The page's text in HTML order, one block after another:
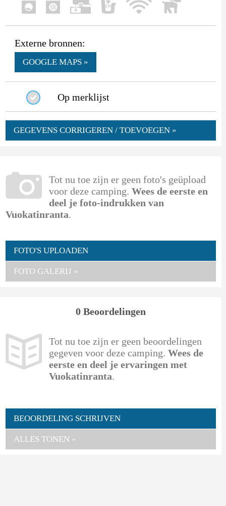
Externe bronnen:
GOOGLE MAPS »
Op merklijst
GEGEVENS CORRIGEREN / TOEVOEGEN »
Tot nu toe zijn er geen foto's geüpload
voor deze camping. Wees de eerste en
deel je foto-indrukken van
Vuokatinranta.
FOTO'S UPLOADEN
FOTO GALERIJ »
0 Beoordelingen
Tot nu toe zijn er geen beoordelingen
gegeven voor deze camping. Wees de
eerste en deel je ervaringen met
Vuokatinranta.
BEOORDELING SCHRIJVEN
ALLES TONEN »